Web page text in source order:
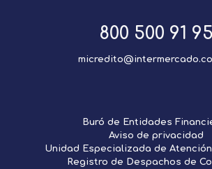
800 500 91 95
Buró de Entidades
Aviso de privacidad
Unidad Especializada de
Registro de Despachos de